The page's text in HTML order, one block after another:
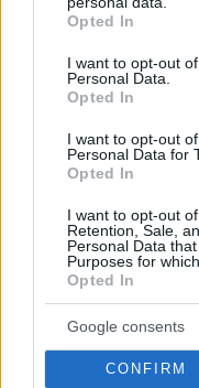
grant or deny consent
use your data for
consent section.
Opted In
I want to opt-out
Personal Data.
Opted In
I want to opt-out
Personal Data for
Opted In
I want to opt-out
Retention, Sale,
Personal Data
Purposes for
Opted In
Google consents
CONFIRM
Μπραβο στον Κυριακο!
14.11.2018, 11:04
Η ΝΔ ξεκινάει απο
δεξιά, αλλά ειναι
κόμμα όλων των
για 40%. Ο
2-3 τετραετίες.
ΑΠΑΝΤΗΣΗ
Yorgos
14.11.2018, 10:32
Sta 70 tha beis sto
sou diladi...